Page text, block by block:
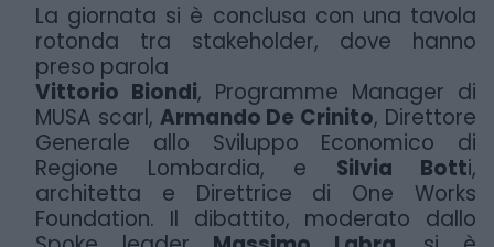
La giornata si è conclusa con una tavola
rotonda tra stakeholder, dove hanno
preso parola
Vittorio Biondi, Programme Manager di
MUSA scarl, Armando De Crinito, Direttore
Generale allo Sviluppo Economico di
Regione Lombardia, e Silvia Botti,
architetta e Direttrice di One Works
Foundation. Il dibattito, moderato dallo